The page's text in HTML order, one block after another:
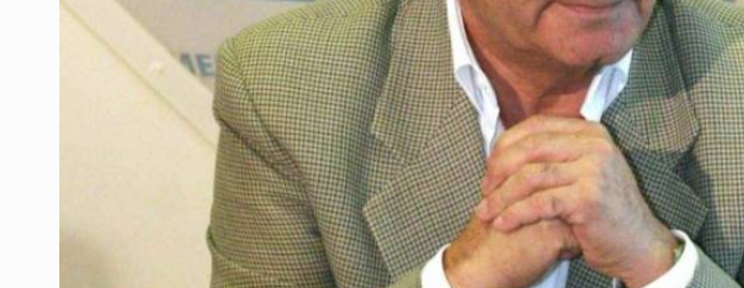
Anuncian refuerzo de seguridad en Michoacán para
Capturan en Zapopan a defraudador de paquetes